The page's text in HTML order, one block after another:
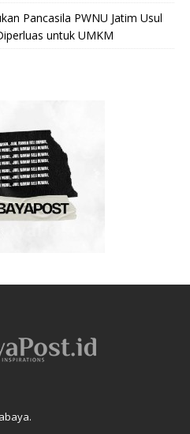
Pancasila PWNU Jatim Usul
untuk UMKM